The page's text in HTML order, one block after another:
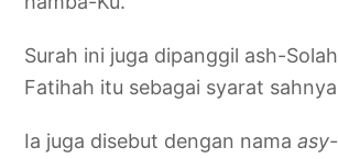
Surah ini juga dipanggil ash-
Fatihah itu sebagai syarat
Ia juga disebut dengan nama